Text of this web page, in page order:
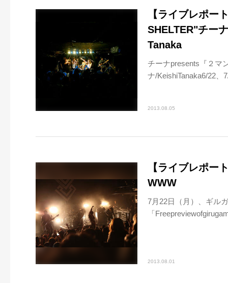
【ライブレポー
SHELTER"チー
Tanaka
チーナpresents『２マ
ナ/KeishiTanaka6/22、
2013.08.05
【ライブレポー
WWW
7月22日（月）、ギル
「
2013.08.01